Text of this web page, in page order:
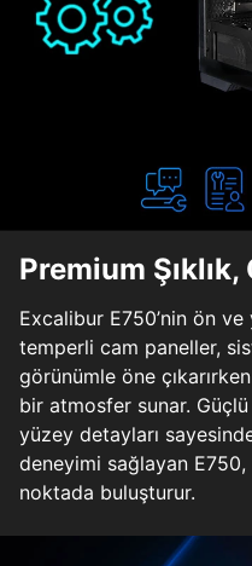
Premium Şıklık,
Excalibur E750’nin ön
temperli cam paneller,
görünümle öne
bir atmosfer sunar.
yüzey detayları
deneyimi sağlayan E750,
noktada buluşturur.